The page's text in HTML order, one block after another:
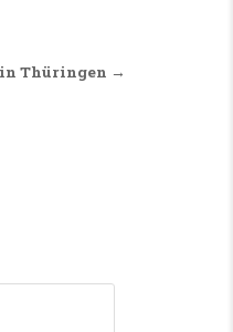
Thüringen →